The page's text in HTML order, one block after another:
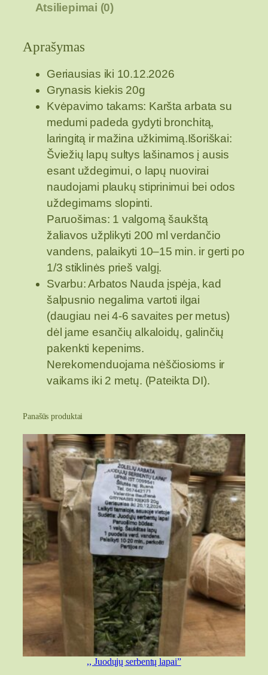
k
r
a
a
Atsiliepimai (0)
Aprašymas
Geriausias iki 10.12.2026
Grynasis kiekis 20g
Kvėpavimo takams: Karšta arbata su
medumi padeda gydyti bronchitą,
laringitą ir mažina užkimimą.Išoriškai:
Šviežių lapų sultys lašinamos į ausis
esant uždegimui, o lapų nuovirai
naudojami plaukų stiprinimui bei odos
uždegimams slopinti.
Paruošimas: 1 valgomą šaukštą
žaliavos užplikyti 200 ml verdančio
vandens, palaikyti 10–15 min. ir gerti po
1/3 stiklinės prieš valgį.
Svarbu: Arbatos Nauda įspėja, kad
šalpusnio negalima vartoti ilgai
(daugiau nei 4-6 savaites per metus)
dėl jame esančių alkaloidų, galinčių
pakenkti kepenims.
Nerekomenduojama nėščiosioms ir
vaikams iki 2 metų. (Pateikta DI).
Panašūs produktai
,, Juodųjų serbentų lapai”